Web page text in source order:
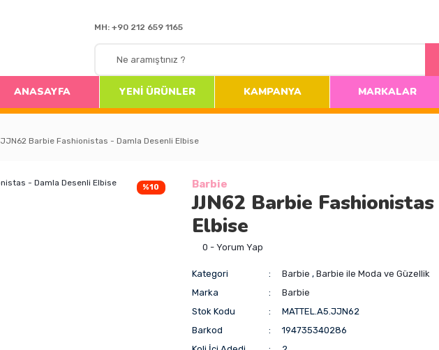
MH: +90 212 659 1165
ANASAYFA YENİ ÜRÜNLER KAMPANYA MARKALAR
JJN62 Barbie Fashionistas - Damla Desenli Elbise
%10 Barbie
JJN62 Barbie
Elbise
0 - Yorum Yap
Kategori Barbie , Barbie ile Moda ve Güzellik
Marka
Barbie
Stok Kodu
MATTEL.A5.JJN62
Barkod
194735340286